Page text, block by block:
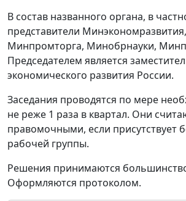
В состав названного органа, в
представители
Минпромторга, Минобрнауки,
Председателем является
экономического развития России.
Заседания проводятся по мере
не реже 1 раза в квартал. Они
правомочными, если присутствует
рабочей группы.
Решения принимаются
Оформляются протоколом.